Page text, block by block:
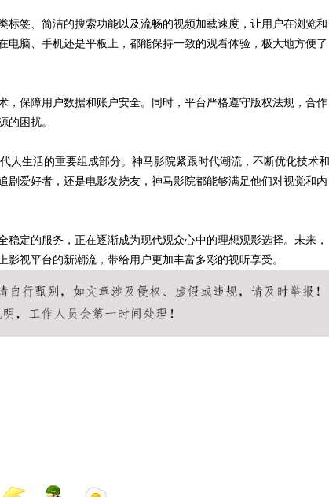
签、简洁的搜索功能以及流畅的视频加载速度，让用户在浏览和
脑、手机还是平板上，都能保持一致的观看体验，极大地方便了
保障用户数据和账户安全。同时，平台严格遵守版权法规，合作
的困扰。
人生活的重要组成部分。神马影院紧跟时代潮流，不断优化技术和
爱好者，还是电影发烧友，神马影院都能够满足他们对视觉和内
定的服务，正在逐渐成为现代观众心中的理想观影选择。未来，
视平台的新潮流，带给用户更加丰富多彩的视听享受。